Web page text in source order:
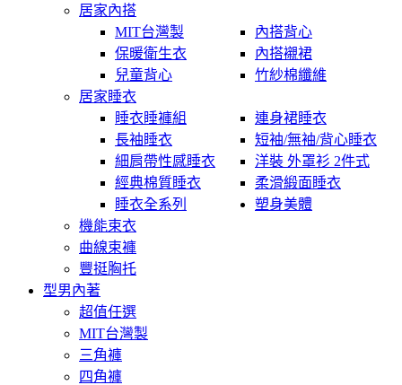
居家內搭
MIT台灣製
內搭背心
保暖衛生衣
內搭襯裙
兒童背心
竹紗棉纖維
居家睡衣
睡衣睡褲組
連身裙睡衣
長袖睡衣
短袖/無袖/背心睡衣
細肩帶性感睡衣
洋裝 外罩衫 2件式
經典棉質睡衣
柔滑緞面睡衣
睡衣全系列
塑身美體
機能束衣
曲線束褲
豐挺胸托
型男內著
超值任選
MIT台灣製
三角褲
四角褲